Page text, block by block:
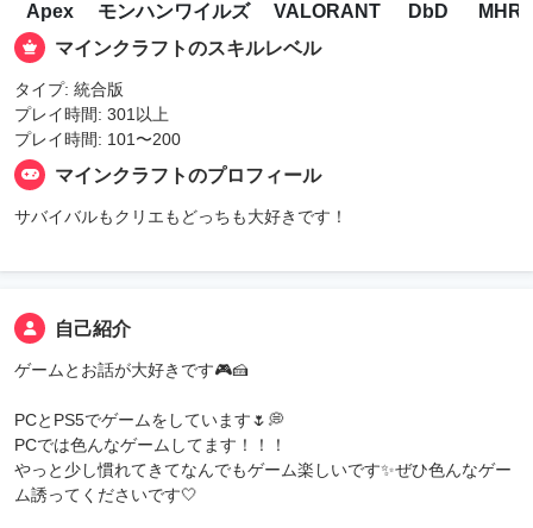
Apex モンハンワイルズ VALORANT DbD
MHR
マインクラフトのスキルレベル
タイプ: 統合版
プレイ時間: 301以上
プレイ時間: 101〜200
マインクラフトのプロフィール
サバイバルもクリエもどっちも大好きです！
自己紹介
ゲームとお話が大好きです🎮🍰
PCとPS5でゲームをしています🌷💭
PCでは色んなゲームしてます！！！
やっと少し慣れてきてなんでもゲーム楽しいです✨️ぜひ色んなゲー
ム誘ってくださいです🤍